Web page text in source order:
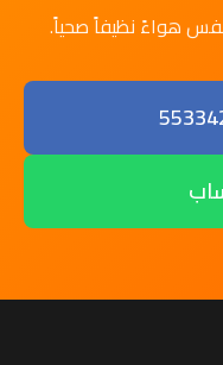
هواءً نظيفاً صحياً.